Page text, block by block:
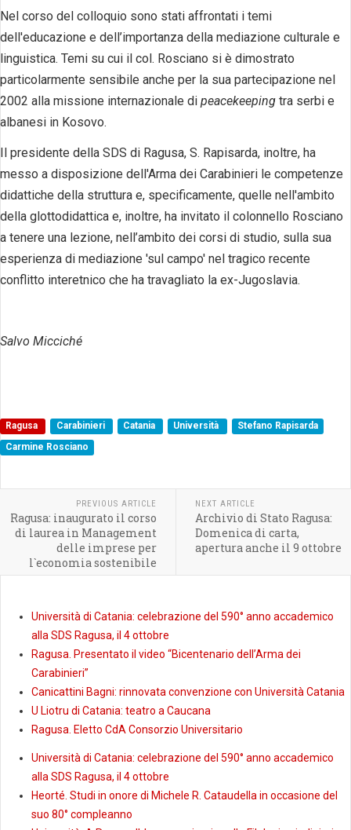
Nel corso del colloquio sono stati affrontati i temi
dell'educazione e dell’importanza della mediazione culturale e
linguistica. Temi su cui il col. Rosciano si è dimostrato
particolarmente sensibile anche per la sua partecipazione nel
2002 alla missione internazionale di peacekeeping tra serbi e
albanesi in Kosovo.
Il presidente della SDS di Ragusa, S. Rapisarda, inoltre, ha
messo a disposizione dell'Arma dei Carabinieri le competenze
didattiche della struttura e, specificamente, quelle nell'ambito
della glottodidattica e, inoltre, ha invitato il colonnello Rosciano
a tenere una lezione, nell’ambito dei corsi di studio, sulla sua
esperienza di mediazione 'sul campo' nel tragico recente
conflitto interetnico che ha travagliato la ex-Jugoslavia.
Salvo Micciché
Ragusa Carabinieri Catania Università
Stefano Rapisarda
Carmine Rosciano
PREVIOUS ARTICLE
Ragusa: inaugurato il corso
di laurea in Management
delle imprese per
l`economia sostenibile
NEXT ARTICLE
Archivio di Stato Ragusa:
Domenica di carta,
apertura anche il 9 ottobre
Università di Catania: celebrazione del 590° anno accademico
alla SDS Ragusa, il 4 ottobre
Ragusa. Presentato il video “Bicentenario dell’Arma dei
Carabinieri”
Canicattini Bagni: rinnovata convenzione con Università Catania
U Liotru di Catania: teatro a Caucana
Ragusa. Eletto CdA Consorzio Universitario
Università di Catania: celebrazione del 590° anno accademico
alla SDS Ragusa, il 4 ottobre
Heorté. Studi in onore di Michele R. Cataudella in occasione del
suo 80° compleanno